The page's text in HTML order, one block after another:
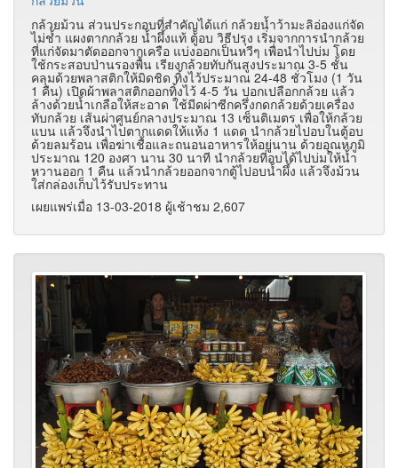
กล้วยม้วน ส่วนประกอบที่สำคัญได้แก่ กล้วยน้ำว้ามะลิอ่องแก่จัด
ไม่ช้ำ แผงตากกล้วย น้ำผึ้งแท้ ตู้อบ วิธีปรุง เริ่มจากการนำกล้วย
ที่แก่จัดมาตัดออกจากเครือ แบ่งออกเป็นหวีๆ เพื่อนำไปบ่ม โดย
ใช้กระสอบป่านรองพื้น เรียงกล้วยทับกันสูงประมาณ 3-5 ชั้น
คลุมด้วยพลาสติกให้มิดชิด ทิ้งไว้ประมาณ 24-48 ชั่วโมง (1 วัน
1 คืน) เปิดผ้าพลาสติกออกทิ้งไว้ 4-5 วัน ปอกเปลือกกล้วย แล้ว
ล้างด้วยน้ำเกลือให้สะอาด ใช้มีดผ่าซีกครึ่งกดกล้วยด้วยเครื่อง
ทับกล้วย เส้นผ่าศูนย์กลางประมาณ 13 เซ็นติเมตร เพื่อให้กล้วย
แบน แล้วจึงนำไปตากแดดให้แห้ง 1 แดด นำกล้วยไปอบในตู้อบ
ด้วยลมร้อน เพื่อฆ่าเชื้อและถนอนอาหารให้อยู่นาน ด้วยอุณหภูมิ
ประมาณ 120 องศา นาน 30 นาที นำกล้วยที่อบได้ไปบ่มให้น้ำ
หวานออก 1 คืน แล้วนำกล้วยออกจากตู้ไปอบน้ำผึ้ง แล้วจึงม้วน
ใส่กล่องเก็บไว้รับประทาน
เผยแพร่เมื่อ 13-03-2018 ผู้เช้าชม 2,607